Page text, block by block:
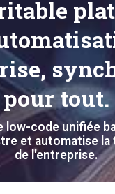
pour tout.
low-code unifiée
et automatise
de l'entreprise.